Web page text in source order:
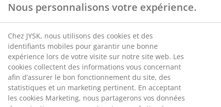
Papier cadeau aux motifs variés, principalement dans
les tons bleus et blancs. Fabriqué à partir de papier
recyclé FSC®. l70 x L600 cm
RÉFÉRENCE: 4911989
Nous personnalisons votre expérience.
Chez JYSK, nous utilisons des cookies et des
identifiants mobiles pour garantir une bonne
expérience lors de votre visite sur notre site web. Les
cookies collectent des informations vous concernant
afin d’assurer le bon fonctionnement du site, des
statistiques et un marketing pertinent. En acceptant
les cookies Marketing, nous partagerons vos données